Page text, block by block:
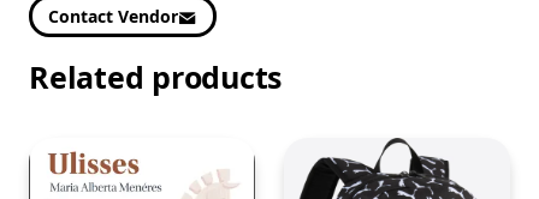
Contact Vendor
Related products